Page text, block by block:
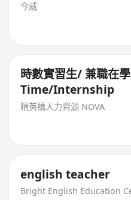
今威
時數實習生/ 兼職在
Time/Internship
精英橋人力資源 NOVA
english teacher
Bright English Education